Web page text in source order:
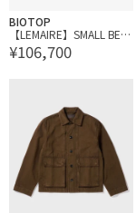
BIOTOP
【LEMAIRE】SMALL BELT
ED TOTE
¥106,700